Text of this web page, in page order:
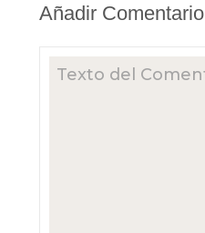
Añadir Comentario